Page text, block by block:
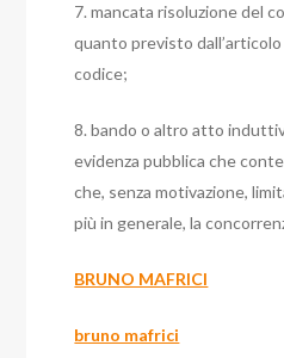
7. mancata risoluzione del
quanto previsto dall’articolo
codice;
8. bando o altro atto
evidenza pubblica che
che, senza motivazione,
più in generale, la
BRUNO MAFRICI
bruno mafrici